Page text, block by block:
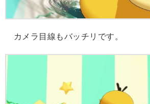
カメラ目線もバッチリです。